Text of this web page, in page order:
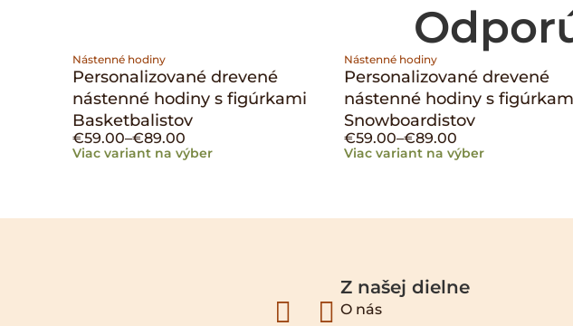
Nástenné hodiny
Personalizované drevené
nástenné hodiny s figúrkami
Basketbalistov
€59.00–€89.00
Viac variant na výber
Nástenné hodiny
Personalizované drevené
nástenné hodiny s
Snowboardistov
€59.00–€89.00
Viac variant na výber
Z našej dielne
O nás